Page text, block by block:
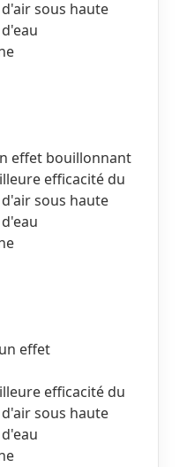
sous haute
effet bouillonnant
efficacité du
sous haute
effet
efficacité du
sous haute